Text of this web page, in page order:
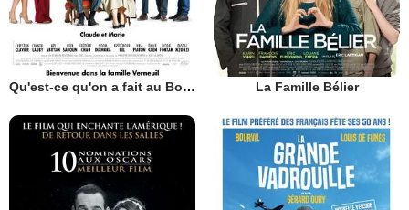
Qu'est-ce qu'on a fait au Bon Dieu? La Famille Bélier